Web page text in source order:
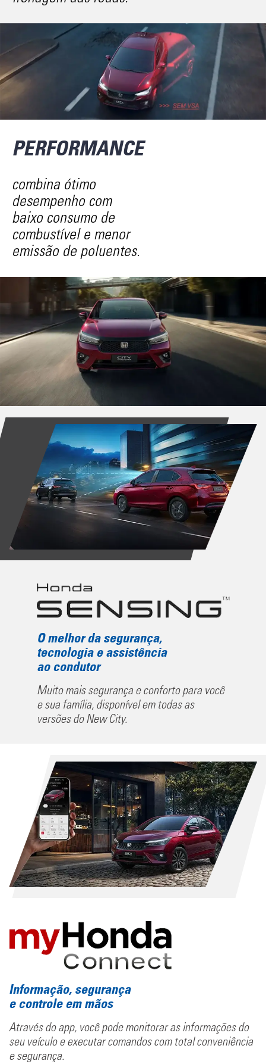
PERFORMANCE
combina ótimo
desempenho com
baixo consumo de
combustível e menor
emissão de poluentes.
O melhor da segurança,
tecnologia e assistência
ao condutor
Muito mais segurança e conforto para você
e sua família, disponível em todas as
versões do New City.
Informação, segurança
e controle em mãos
Através do app, você pode monitorar as informações do
seu veículo e executar comandos com total conveniência
e segurança.